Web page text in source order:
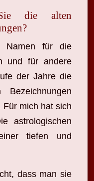
die alten
Namen für die
und für andere
der Jahre die
Bezeichnungen
Für mich hat sich
astrologischen
tiefen und
dass man sie